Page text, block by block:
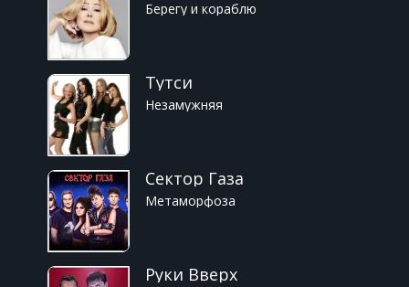
Берегу и кораблю
Тутси
Незамужняя
Сектор Газа
Метаморфоза
Руки Вверх